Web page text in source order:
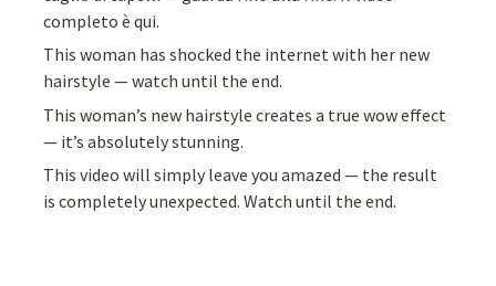
completo è qui.
This woman has shocked the internet with her new
hairstyle — watch until the end.
This woman’s new hairstyle creates a true wow effect
— it’s absolutely stunning.
This video will simply leave you amazed — the result
is completely unexpected. Watch until the end.